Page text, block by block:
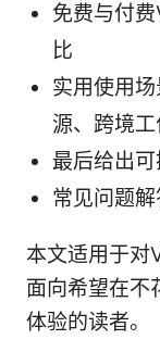
免费与付
比
实用使用
源、跨境工
最后给出
常见问题
本文适用于对
面向希望在不
体验的读者。